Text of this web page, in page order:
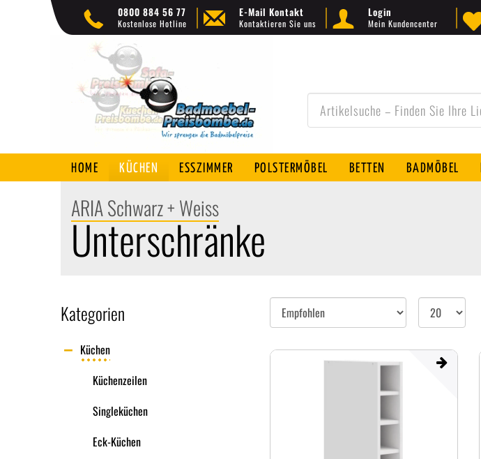
0800 884 56 77
Kostenlose Hotline
E-Mail Kontakt
Kontaktieren Sie uns
Login
Mein Kundencenter
HOME KÜCHEN ESSZIMMER POLSTERMÖBEL BETTEN BADMÖBEL
ARIA Schwarz + Weiss
Unterschränke
Kategorien
Küchen
Küchenzeilen
Singleküchen
Eck-Küchen
Sortieren
Artikel